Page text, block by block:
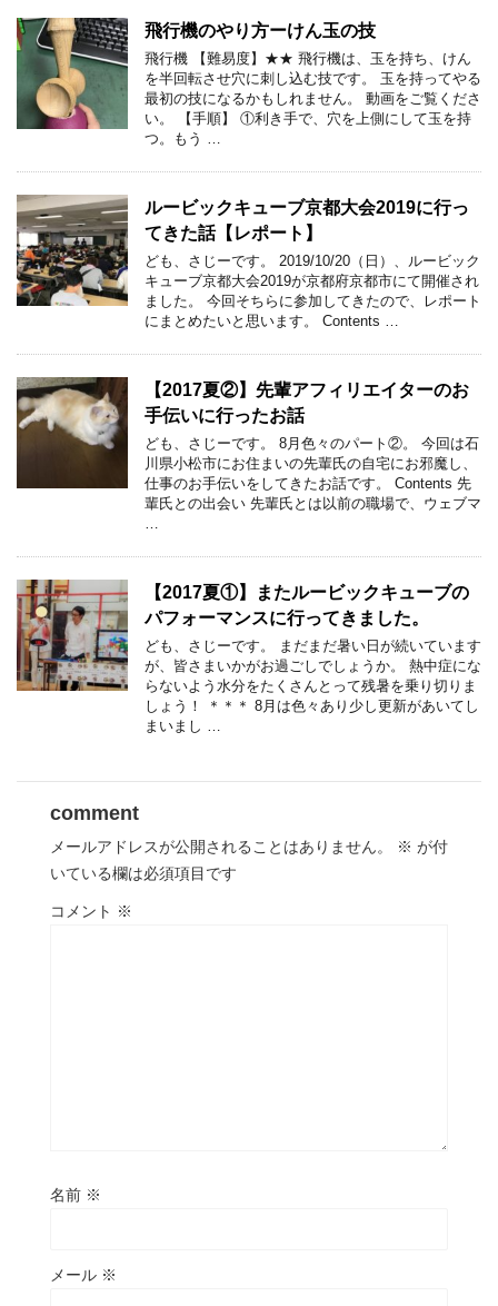
飛行機のやり方ーけん玉の技
飛行機 【難易度】★★ 飛行機は、玉を持ち、けん
を半回転させ穴に刺し込む技です。 玉を持ってやる
最初の技になるかもしれません。 動画をご覧くださ
い。 【手順】 ①利き手で、穴を上側にして玉を持
つ。もう …
ルービックキューブ京都大会2019に行っ
てきた話【レポート】
ども、さじーです。 2019/10/20（日）、ルービック
キューブ京都大会2019が京都府京都市にて開催され
ました。 今回そちらに参加してきたので、レポート
にまとめたいと思います。 Contents …
【2017夏②】先輩アフィリエイターのお
手伝いに行ったお話
ども、さじーです。 8月色々のパート②。 今回は石
川県小松市にお住まいの先輩氏の自宅にお邪魔し、
仕事のお手伝いをしてきたお話です。 Contents 先
輩氏との出会い 先輩氏とは以前の職場で、ウェブマ
…
【2017夏①】またルービックキューブの
パフォーマンスに行ってきました。
ども、さじーです。 まだまだ暑い日が続いています
が、皆さまいかがお過ごしでしょうか。 熱中症にな
らないよう水分をたくさんとって残暑を乗り切りま
しょう！ ＊＊＊ 8月は色々あり少し更新があいてし
まいまし …
comment
メールアドレスが公開されることはありません。 ※ が付
いている欄は必須項目です
コメント ※
名前 ※
メール ※